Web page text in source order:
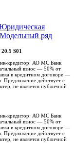
Модельный ряд
S01
кредитор: АО МС Банк
взнос — 50% от
в кредитном договоре —
Предложение действует с
не является публичной
кредитор: АО МС Банк
взнос — 50% от
в кредитном договоре —
Предложение действует с
не является публичной